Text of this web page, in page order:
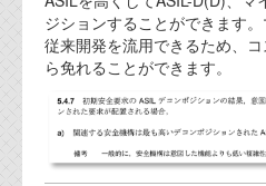
ジションすることができます
従来開発を流用できるため、
ら免れることができます。